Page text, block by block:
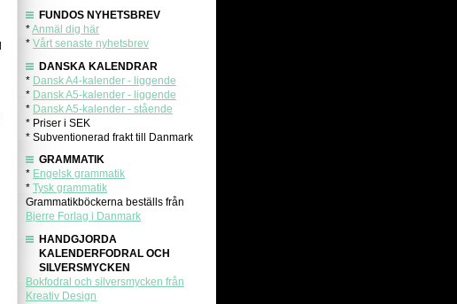
FUNDOS NYHETSBREV
*Anmäl dig här
* Vårt senaste nyhetsbrev
DANSKA KALENDRAR
* Dansk A4-kalender - liggende
* Dansk A5-kalender - liggende
* Dansk A5-kalender - stående
* Priser i SEK
* Subventionerad frakt till Danmark
GRAMMATIK
* Engelsk grammatik
* Tysk grammatik
Grammatikböckerna beställs från
Bjerre Forlag i Danmark
HANDGJORDA
KALENDERFODRAL OCH
SILVERSMYCKEN
Bokfodral och silversmycken från
Kreativ Design